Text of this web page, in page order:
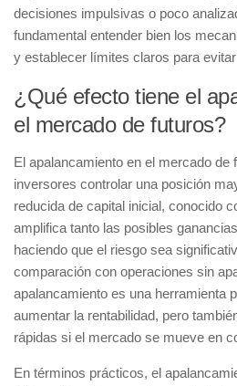
decisiones impulsivas o poco
fundamental entender bien los
y establecer límites claros para
¿Qué efecto tiene el
el mercado de futuros?
El apalancamiento en el mercado de
inversores controlar una posición
reducida de capital inicial, conocido
amplifica tanto las posibles
haciendo que el riesgo sea
comparación con operaciones sin
apalancamiento es una herramienta
aumentar la rentabilidad, pero
rápidas si el mercado se mueve en
En términos prácticos, el